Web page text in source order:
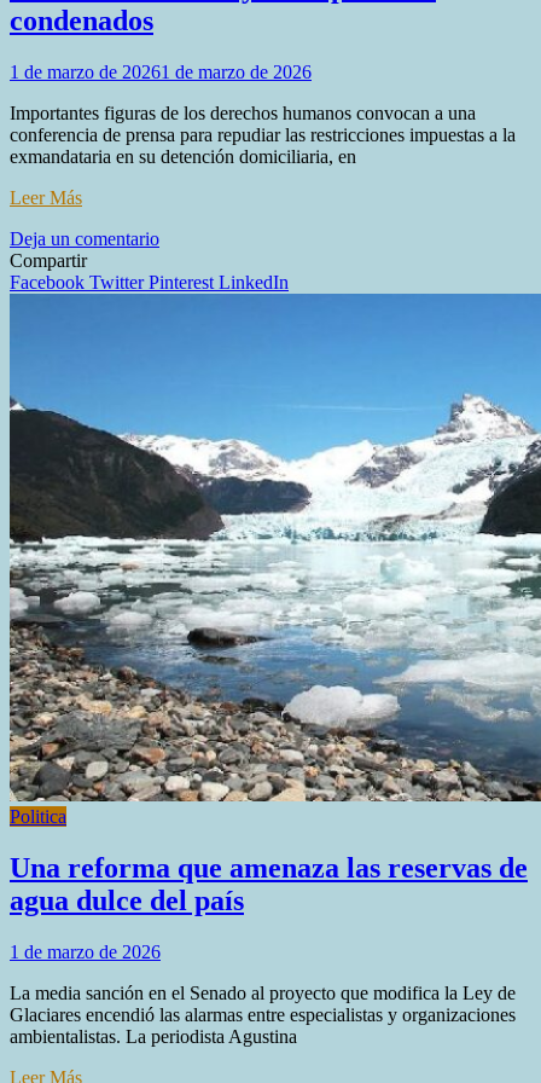
condenados
1 de marzo de 20261 de marzo de 2026
Importantes figuras de los derechos humanos convocan a una
conferencia de prensa para repudiar las restricciones impuestas a la
exmandataria en su detención domiciliaria, en
Leer Más
Deja un comentarioen
un
los
represores
condenados
Compartir
Facebook TwitterPinterest LinkedIn
Politica
Una reforma que amenaza las reservas de
agua dulce del país
1 de marzo de 2026
La media sanción en el Senado al proyecto que modifica la Ley de
Glaciares encendió las alarmas entre especialistas y organizaciones
ambientalistas. La periodista Agustina
Leer Más